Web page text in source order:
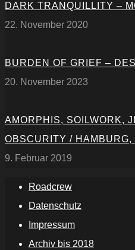
DARK TRANQUILLITY –
22. November 2020
BURDEN OF GRIEF –
20. November 2023
AMORPHIS, SOILWORK,
OBSCURITY / HAMBURG,
9. Februar 2019
Roadcrew
Datenschutz
Impressum
Archiv bis 2018